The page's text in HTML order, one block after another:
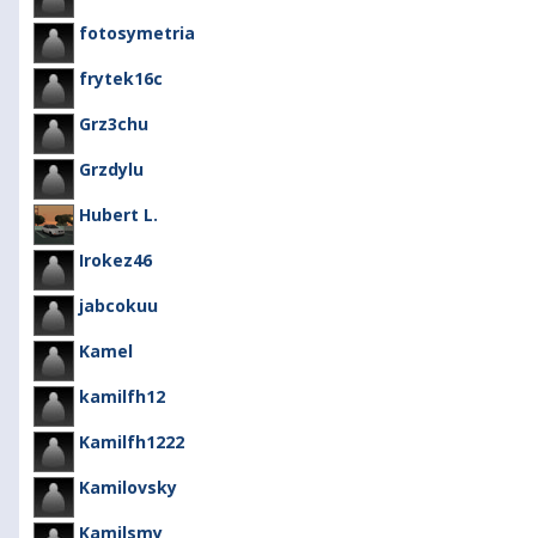
fotosymetria
frytek16c
Grz3chu
Grzdylu
Hubert L.
Irokez46
jabcokuu
Kamel
kamilfh12
Kamilfh1222
Kamilovsky
Kamilsmy